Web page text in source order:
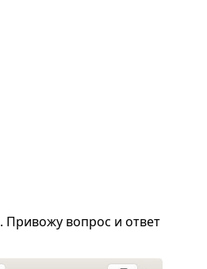
. Привожу вопрос и ответ